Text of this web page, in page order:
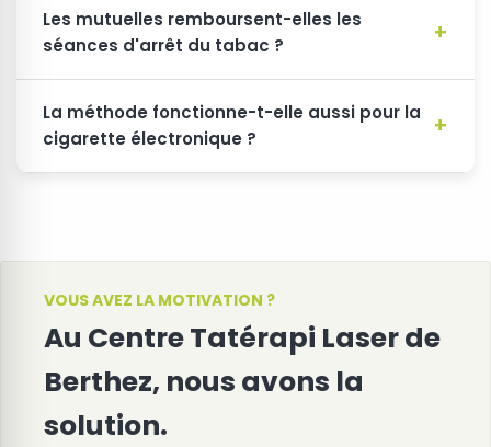
Les mutuelles remboursent-elles les
séances d'arrêt du tabac ?
La méthode fonctionne-t-elle aussi pour la
cigarette électronique ?
VOUS AVEZ LA MOTIVATION ?
Au Centre Tatérapi Laser de
Berthez, nous avons la
solution.